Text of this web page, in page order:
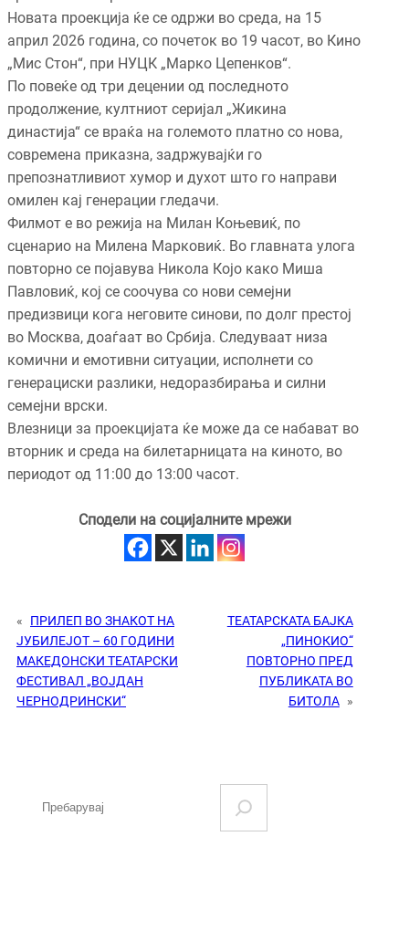
Новата проекција ќе се одржи во среда, на 15
април 2026 година, со почеток во 19 часот, во Кино
„Мис Стон“, при НУЦК „Марко Цепенков“.
По повеќе од три децении од последното
продолжение, култниот серијал „Жикина
династија“ се враќа на големото платно со нова,
современа приказна, задржувајќи го
препознатливиот хумор и духот што го направи
омилен кај генерации гледачи.
Филмот е во режија на Милан Коњевиќ, по
сценарио на Милена Марковиќ. Во главната улога
повторно се појавува Никола Којо како Миша
Павловиќ, кој се соочува со нови семејни
предизвици кога неговите синови, по долг престој
во Москва, доаѓаат во Србија. Следуваат низа
комични и емотивни ситуации, исполнети со
генерациски разлики, недоразбирања и силни
семејни врски.
Влезници за проекцијата ќе може да се набават во
вторник и среда на билетарницата на киното, во
периодот од 11:00 до 13:00 часот.
Сподели на социјалните мрежи
«
ПРИЛЕП ВО ЗНАКОТ НА
ЈУБИЛЕЈОТ – 60 ГОДИНИ
МАКЕДОНСКИ ТЕАТАРСКИ
ФЕСТИВАЛ „ВОЈДАН
ЧЕРНОДРИНСКИ“
ТЕАТАРСКАТА БАЈКА
„ПИНОКИО“
ПОВТОРНО ПРЕД
ПУБЛИКАТА ВО
БИТОЛА »